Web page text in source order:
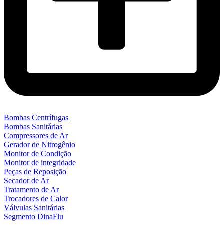
Bombas Centrífugas
Bombas Sanitárias
Compressores de Ar
Gerador de Nitrogênio
Monitor de Condição
Monitor de integridade
Peças de Reposição
Secador de Ar
Tratamento de Ar
Trocadores de Calor
Válvulas Sanitárias
Segmento DinaFlu